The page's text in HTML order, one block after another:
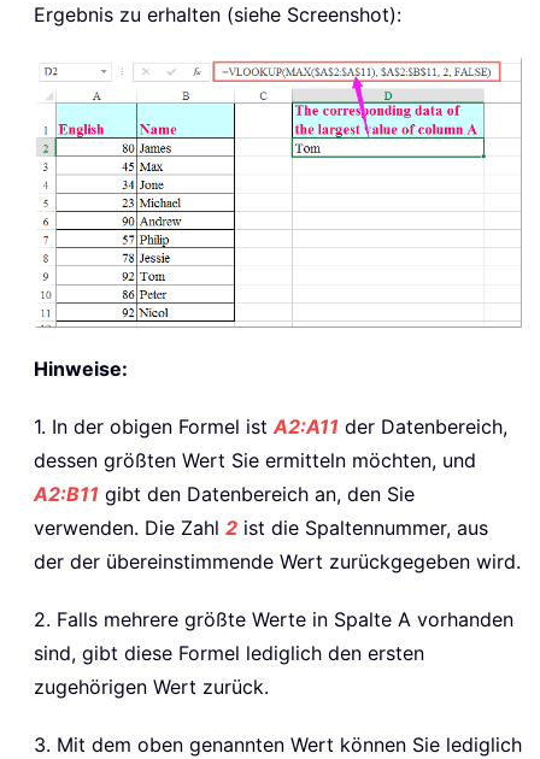
Ergebnis zu erhalten (siehe Screenshot):
Hinweise:
1. In der obigen Formel ist A2:A11 der Datenbereich,
dessen größten Wert Sie ermitteln möchten, und
A2:B11 gibt den Datenbereich an, den Sie
verwenden. Die Zahl 2 ist die Spaltennummer, aus
der der übereinstimmende Wert zurückgegeben wird.
2. Falls mehrere größte Werte in Spalte A vorhanden
sind, gibt diese Formel lediglich den ersten
zugehörigen Wert zurück.
3. Mit dem oben genannten Wert können Sie lediglich